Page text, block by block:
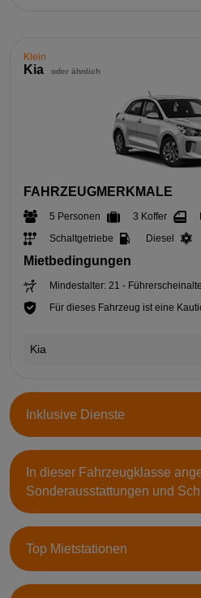
Klein
Kia oder ähnlich
FAHRZEUGMERKMALE
5 Personen 3 Koffer
Schaltgetriebe
Diesel
Mietbedingungen
Mindestalter: 21 -
Für dieses Fahrzeug ist eine
Kia
Inklusive Dienste
In dieser Fahrzeugklasse
Sonderausstattungen und
Top Mietstationen